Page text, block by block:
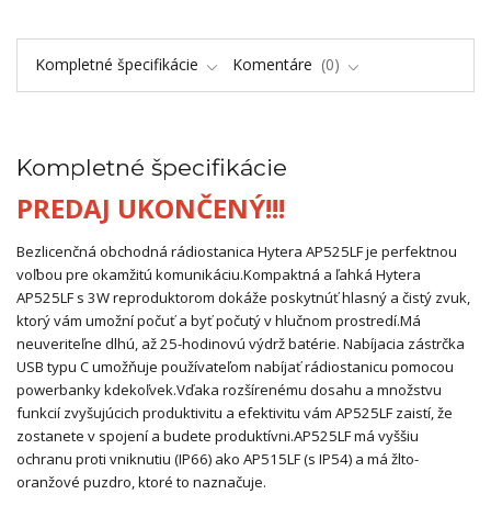
Kompletné špecifikácie Komentáre 0
Kompletné špecifikácie
PREDAJ UKONČENÝ!!!
Bezlicenčná obchodná rádiostanica Hytera AP525LF je perfektnou
voľbou pre okamžitú komunikáciu.Kompaktná a ľahká Hytera
AP525LF s 3W reproduktorom dokáže poskytnúť hlasný a čistý zvuk,
ktorý vám umožní počuť a ​​byť počutý v hlučnom prostredí.Má
neuveriteľne dlhú, až 25-hodinovú výdrž batérie. Nabíjacia zástrčka
USB typu C umožňuje používateľom nabíjať rádiostanicu pomocou
powerbanky kdekoľvek.Vďaka rozšírenému dosahu a množstvu
funkcií zvyšujúcich produktivitu a efektivitu vám AP525LF zaistí, že
zostanete v spojení a budete produktívni.AP525LF má vyššiu
ochranu proti vniknutiu (IP66) ako AP515LF (s IP54) a má žlto-
oranžové puzdro, ktoré to naznačuje.